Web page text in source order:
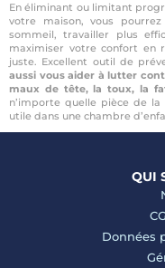
En éliminant ou limitant
votre maison, vous
sommeil, travailler plus
maximiser votre confort en
juste. Excellent outil de
aussi vous aider à lutter
maux de tête, la toux, la
n’importe quelle pièce de
utile dans une chambre
QUI
Données